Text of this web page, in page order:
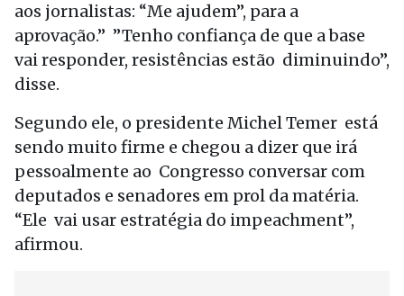
aos jornalistas: “Me ajudem”, para a
aprovação.” ”Tenho confiança de que a base
vai responder, resistências estão diminuindo”,
disse.
Segundo ele, o presidente Michel Temer está
sendo muito firme e chegou a dizer que irá
pessoalmente ao Congresso conversar com
deputados e senadores em prol da matéria.
“Ele vai usar estratégia do impeachment”,
afirmou.